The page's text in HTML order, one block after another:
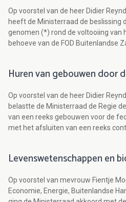
Op voorstel van de heer Didier
heeft de Ministerraad de beslissing
genomen (*) rond de voltooiing van
behoeve van de FOD Buitenlandse
Huren van gebouwen door
Op voorstel van de heer Didier
belastte de Ministerraad de Regie
van een reeks gebouwen voor de
met het afsluiten van een reeks
Levenswetenschappen en
Op voorstel van mevrouw Fientje
Economie, Energie, Buitenlandse